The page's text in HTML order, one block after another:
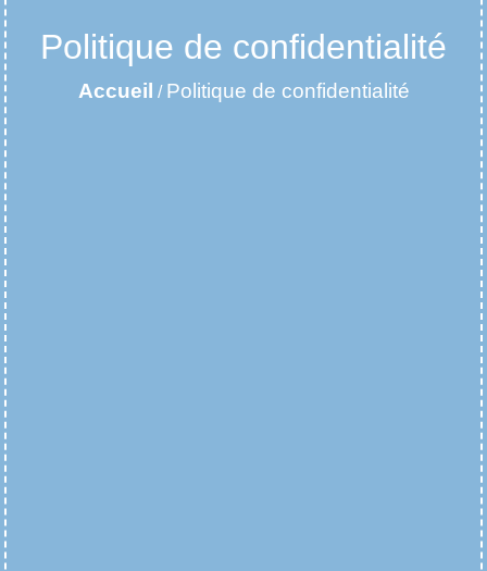
Politique de confidentialité
Accueil / Politique de confidentialité